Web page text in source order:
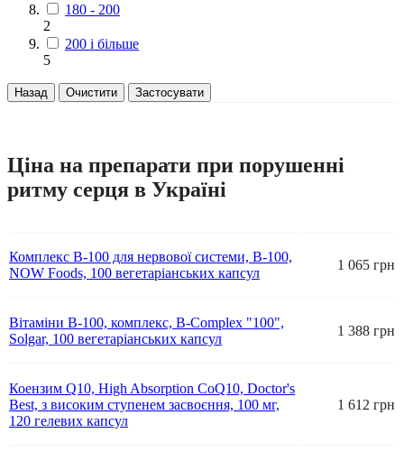
180 - 200
2
200 і більше
5
Назад Очистити Застосувати
Ціна на препарати при порушенні
ритму серця в Україні
Комплекс В-100 для нервової системи, B-100,
NOW Foods, 100 вегетаріанських капсул
1 065 грн
Вітаміни В-100, комплекс, B-Complex "100",
Solgar, 100 вегетаріанських капсул
1 388 грн
Коензим Q10, High Absorption CoQ10, Doctor's
Best, з високим ступенем засвоєння, 100 мг,
120 гелевих капсул
1 612 грн